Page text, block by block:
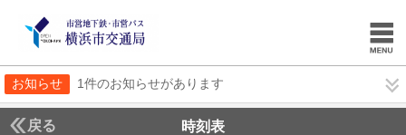
お知らせ 1件のお知らせがあります
戻る 時刻表